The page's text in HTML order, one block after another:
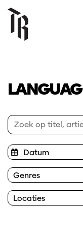
Genres
Locaties